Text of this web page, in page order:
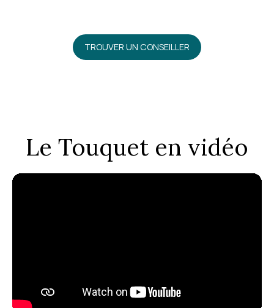
TROUVER UN CONSEILLER
Le Touquet en vidéo